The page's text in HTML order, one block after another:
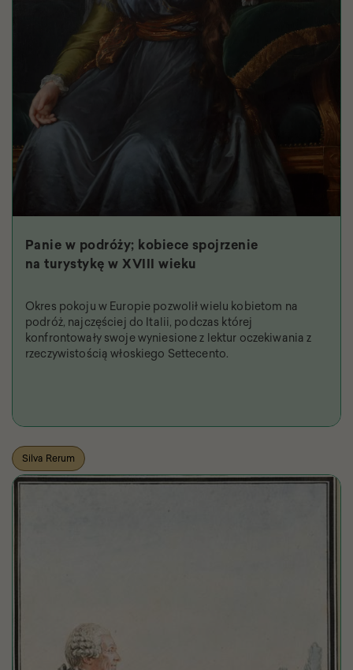
Panie w podróży; kobiece spojrzenie
na turystykę w XVIII wieku
Okres pokoju w Europie pozwolił wielu kobietom na
podróż, najczęściej do Italii, podczas której
konfrontowały swoje wyniesione z lektur oczekiwania z
rzeczywistością włoskiego Settecento.
Silva Rerum